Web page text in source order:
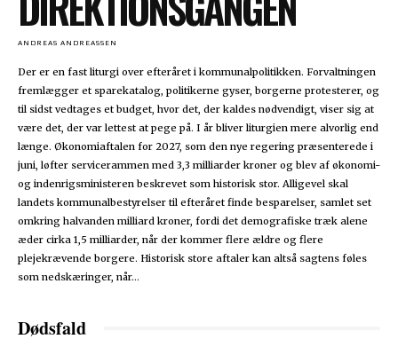
ANDREAS ANDREASSEN
Der er en fast liturgi over efteråret i kommunalpolitikken. Forvaltningen
fremlægger et sparekatalog, politikerne gyser, borgerne protesterer, og
til sidst vedtages et budget, hvor det, der kaldes nødvendigt, viser sig at
være det, der var lettest at pege på. I år bliver liturgien mere alvorlig end
længe. Økonomiaftalen for 2027, som den nye regering præsenterede i
juni, løfter servicerammen med 3,3 milliarder kroner og blev af økonomi-
og indenrigsministeren beskrevet som historisk stor. Alligevel skal
landets kommunalbestyrelser til efteråret finde besparelser, samlet set
omkring halvanden milliard kroner, fordi det demografiske træk alene
æder cirka 1,5 milliarder, når der kommer flere ældre og flere
plejekrævende borgere. Historisk store aftaler kan altså sagtens føles
som nedskæringer, når...
Dødsfald